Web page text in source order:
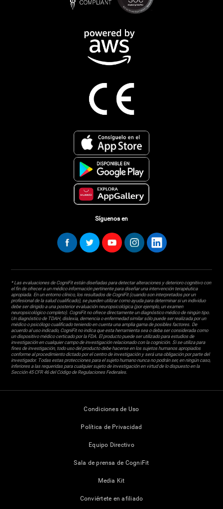
Síguenos en
* Las evaluaciones de CogniFit están diseñadas para detectar alteraciones y deterioro cognitivo con
el fin de ofrecer a un médico información pertinente para diseñar una intervención terapéutica
apropiada. En un entorno clínico, los resultados de CogniFit (cuando son interpretados por un
profesional de la salud cualificado), se pueden utilizar como ayuda para determinar si un individuo
debe ser dirigido a una posterior evaluación neuropsicológica (por ejemplo, un examen
neuropsicológico completo). CogniFit no ofrece directamente un diagnóstico médico de ningún tipo.
Un diagnóstico de TDAH, dislexia, demencia o enfermedad similar sólo puede ser realizada por un
médico o psicólogo cualificado teniendo en cuenta una amplia gama de posibles factores. De
acuerdo al uso indicado, CogniFit no indica que esta herramienta sea o deba ser considerada como
un dispositivo médico certicado por la FDA. El producto puede ser utilizado para estudios de
investigación en cualquier campo de investigación relacionado con la cognición. Si se utiliza para
fines de investigación, todo uso del producto debe hacerse en los sujetos humanos apropiados
conforme al procedimiento dictado por el centro de investigación y será una obligación por parte del
investigador. Todas estas protecciones para el sujeto humano nunca no podrán ser, en ningún caso,
inferiores a las requeridas para cualquier sujeto de investigación en virtud de lo dispuesto en la
Sección 45 CFR 46 del Código de Regulaciones Federales.
Condiciones de Uso
Política de Privacidad
Equipo Directivo
Sala de prensa de CogniFit
Media Kit
Conviértete en afiliado